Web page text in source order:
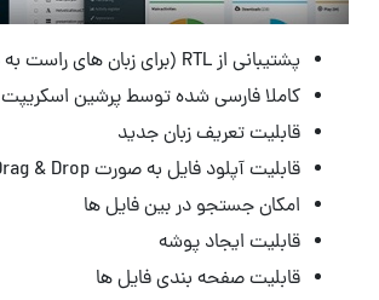
پشتیبانی از RTL (برای زبان های راست به چپ نظیر فارسی)
کاملا فارسی شده توسط پرشین اسکریپت
قابلیت تعریف زبان جدید
قابلیت آپلود فایل به صورت Drag & Drop
امکان جستجو در بین فایل ها
قابلیت ایجاد پوشه
قابلیت صفحه بندی فایل ها